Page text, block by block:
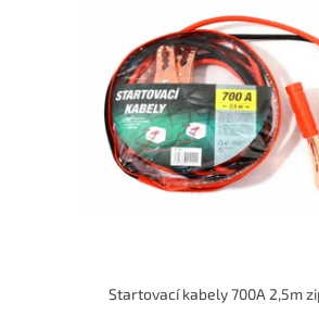
Startovací kabely 700A 2,5m